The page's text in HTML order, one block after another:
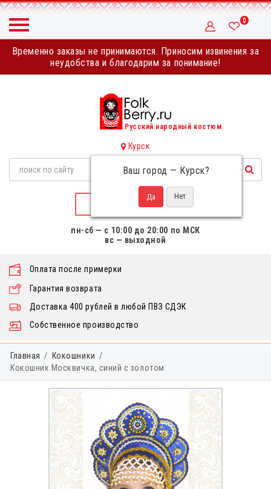
Временно заказы не принимаются. Приносим извинения за
неудобства и благодарим за понимание!
0
Русский народный костюм
Курск
Ваш город — Курск?
НАПИСАТЬ НАМ
пн-сб — с 10:00 до 20:00 по МСК
вс — выходной
Собственное производство
Оплата после примерки
Гарантия возврата
Доставка 400 рублей в любой ПВЗ СДЭК
Главная
Кокошники
Кокошник Москвичка, синий с золотом